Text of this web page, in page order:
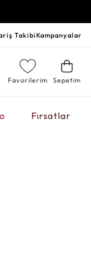
TakibiKampanyalar
Sepetim
Favorilerim
Fırsatlar